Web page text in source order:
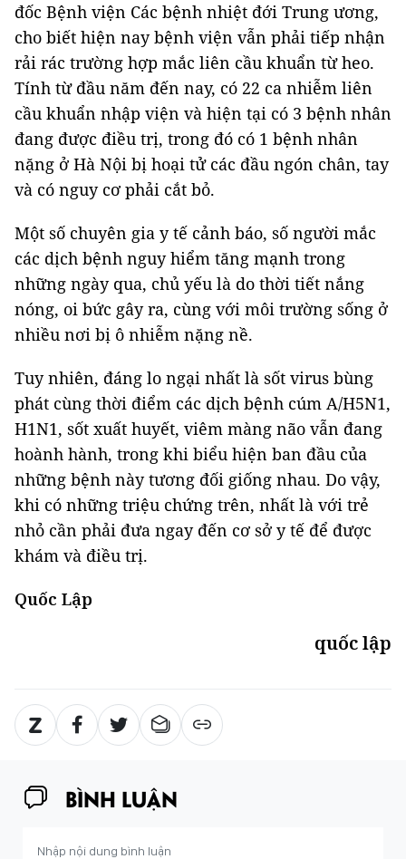
đốc Bệnh viện Các bệnh nhiệt đới Trung ương,
cho biết hiện nay bệnh viện vẫn phải tiếp nhận
rải rác trường hợp mắc liên cầu khuẩn từ heo.
Tính từ đầu năm đến nay, có 22 ca nhiễm liên
cầu khuẩn nhập viện và hiện tại có 3 bệnh nhân
đang được điều trị, trong đó có 1 bệnh nhân
nặng ở Hà Nội bị hoại tử các đầu ngón chân, tay
và có nguy cơ phải cắt bỏ.
Một số chuyên gia y tế cảnh báo, số người mắc
các dịch bệnh nguy hiểm tăng mạnh trong
những ngày qua, chủ yếu là do thời tiết nắng
nóng, oi bức gây ra, cùng với môi trường sống ở
nhiều nơi bị ô nhiễm nặng nề.
Tuy nhiên, đáng lo ngại nhất là sốt virus bùng
phát cùng thời điểm các dịch bệnh cúm A/H5N1,
H1N1, sốt xuất huyết, viêm màng não vẫn đang
hoành hành, trong khi biểu hiện ban đầu của
những bệnh này tương đối giống nhau. Do vậy,
khi có những triệu chứng trên, nhất là với trẻ
nhỏ cần phải đưa ngay đến cơ sở y tế để được
khám và điều trị.
Quốc Lập
quốc lập
BÌNH LUẬN